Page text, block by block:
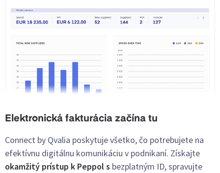
Elektronická fakturácia začína tu
Connect by Qvalia poskytuje všetko, čo potrebujete na
efektívnu digitálnu komunikáciu v podnikaní. Získajte
okamžitý prístup k Peppol s bezplatným ID, spravujte